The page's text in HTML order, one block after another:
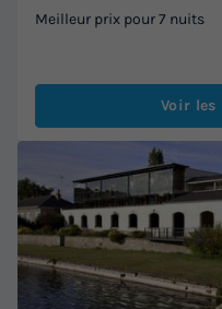
Meilleur prix pour 7 nuits
Voir les